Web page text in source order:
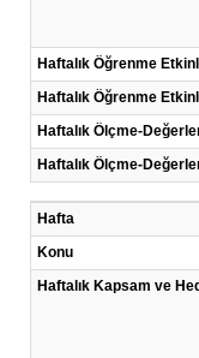
Haftalık Öğrenme
Haftalık Öğrenme
Haftalık Ölçme-
Haftalık Ölçme-
Hafta
Konu
Haftalık Kapsam ve